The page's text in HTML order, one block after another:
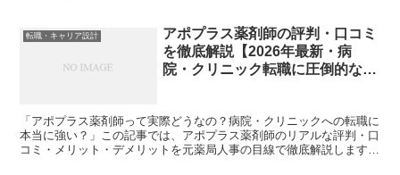
転職・キャリア設計
アポプラス薬剤師の評判・口コミ
を徹底解説【2026年最新・病
院・クリニック転職に圧倒的な強
「アポプラス薬剤師って実際どうなの？病院・クリニックへの転職に
本当に強い？」この記事では、アポプラス薬剤師のリアルな評判・口
コミ・メリット・デメリットを元薬局人事の目線で徹底解説します。